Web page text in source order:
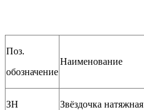
Поз.
обозначение
Наименование
ЗН Звёздочка натяжная